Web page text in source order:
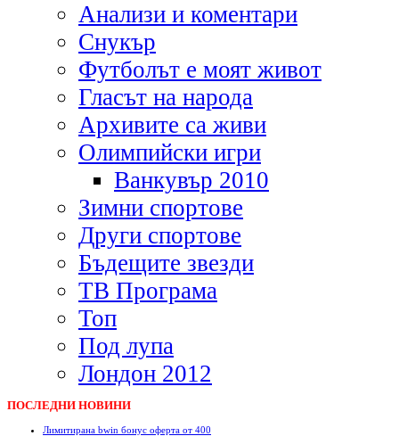
Анализи и коментари
Снукър
Футболът е моят живот
Гласът на народа
Архивите са живи
Олимпийски игри
Ванкувър 2010
Зимни спортове
Други спортове
Бъдещите звезди
ТВ Програма
Топ
Под лупа
Лондон 2012
ПОСЛЕДНИ НОВИНИ
Лимитирана bwin бонус оферта от 400